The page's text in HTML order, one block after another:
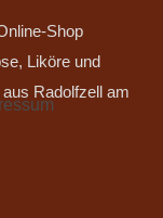
Shop
Liköre und
Radolfzell am